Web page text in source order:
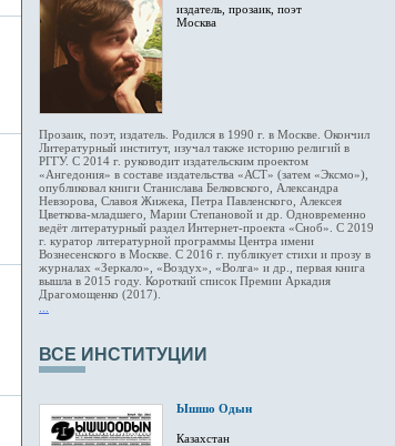
издатель, прозаик, поэт
Москва
Прозаик, поэт, издатель. Родился в 1990 г. в Москве. Окончил
Литературный институт, изучал также историю религий в
РГГУ. С 2014 г. руководит издательским проектом
«Ангедония» в составе издательства «АСТ» (затем «Эксмо»),
опубликовал книги Станислава Белковского, Александра
Невзорова, Славоя Жижека, Петра Павленского, Алексея
Цветкова-младшего, Марии Степановой и др. Одновременно
ведёт литературный раздел Интернет-проекта «Сноб». С 2019
г. куратор литературной программы Центра имени
Вознесенского в Москве. С 2016 г. публикует стихи и прозу в
журналах «Зеркало», «Воздух», «Волга» и др., первая книга
вышла в 2015 году. Короткий список Премии Аркадия
Драгомощенко (2017).
ВСЕ ИНСТИТУЦИИ
Ышшо Одын
Казахстан